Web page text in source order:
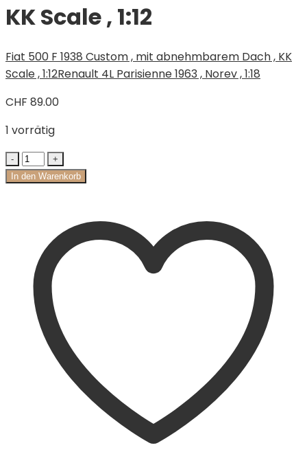
KK Scale , 1:12
Fiat 500 F 1938 Custom , mit abnehmbarem Dach , KK
Scale , 1:12Renault 4L Parisienne 1963 , Norev , 1:18
CHF 89.00
1 vorrätig
In den Warenkorb